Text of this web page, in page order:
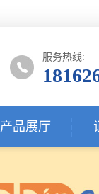
服务热线:
产品展厅